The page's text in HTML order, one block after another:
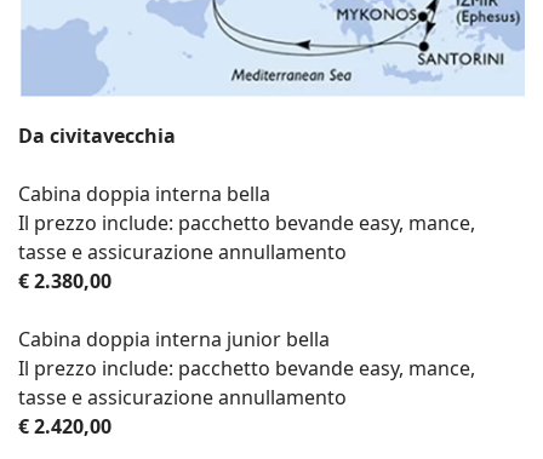
Da civitavecchia
Cabina doppia interna bella
Il prezzo include: pacchetto bevande easy, mance,
tasse e assicurazione annullamento
€ 2.380,00
Cabina doppia interna junior bella
Il prezzo include: pacchetto bevande easy, mance,
tasse e assicurazione annullamento
€ 2.420,00